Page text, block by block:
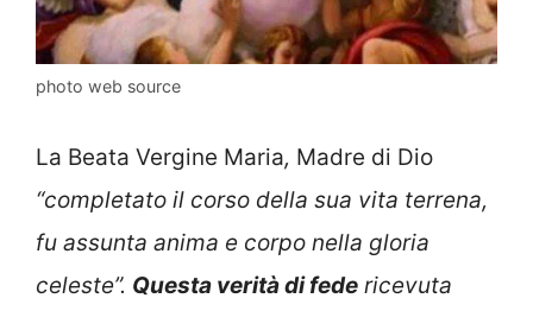
photo web source
La Beata Vergine Maria, Madre di Dio
“completato il corso della sua vita terrena,
fu assunta anima e corpo nella gloria
celeste”. Questa verità di fede ricevuta